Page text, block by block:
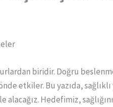
biridir. Doğru
etkiler. Bu yazıda, sağlıklı
Hedefimiz,